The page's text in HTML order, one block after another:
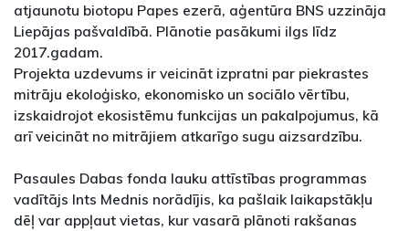
atjaunotu biotopu Papes ezerā, aģentūra BNS uzzināja
Liepājas pašvaldībā. Plānotie pasākumi ilgs līdz
2017.gadam.
Projekta uzdevums ir veicināt izpratni par piekrastes
mitrāju ekoloģisko, ekonomisko un sociālo vērtību,
izskaidrojot ekosistēmu funkcijas un pakalpojumus, kā
arī veicināt no mitrājiem atkarīgo sugu aizsardzību.
Pasaules Dabas fonda lauku attīstības programmas
vadītājs Ints Mednis norādījis, ka pašlaik laikapstākļu
dēļ var appļaut vietas, kur vasarā plānoti rakšanas